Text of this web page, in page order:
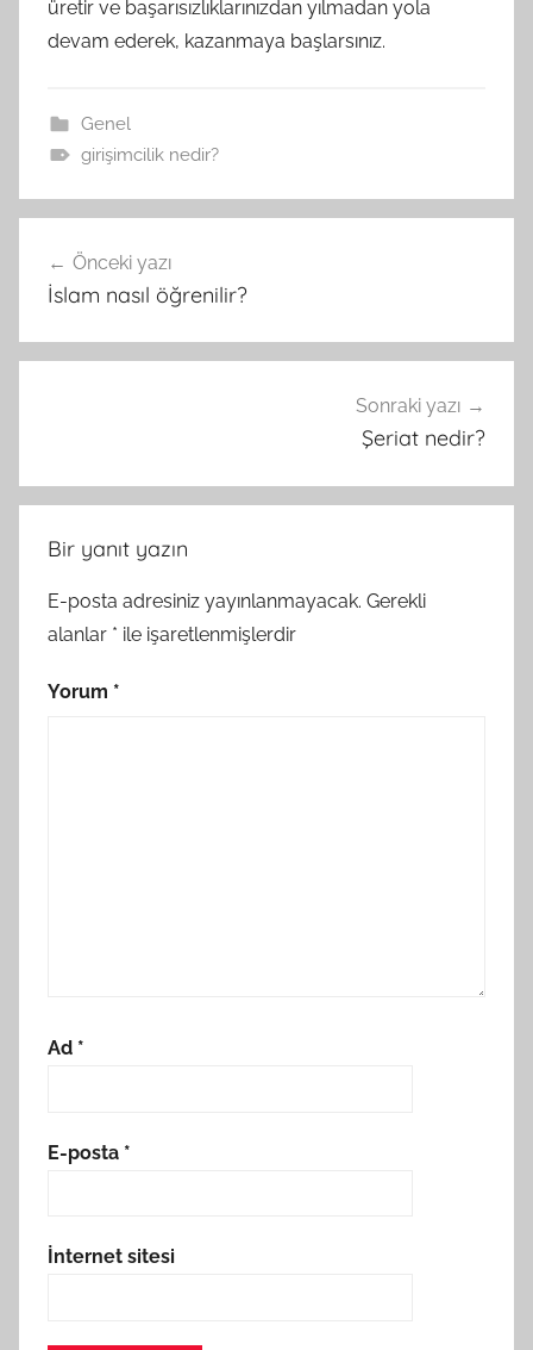
üretir ve başarısızlıklarınızdan yılmadan yola
devam ederek, kazanmaya başlarsınız.
Genel
girişimcilik nedir?
gezinmesi
Önceki yazı
İslam nasıl öğrenilir?
Sonraki yazı
Şeriat nedir?
Bir yanıt yazın
E-posta adresiniz yayınlanmayacak. Gerekli
alanlar * ile işaretlenmişlerdir
Yorum *
Ad *
E-posta *
İnternet sitesi